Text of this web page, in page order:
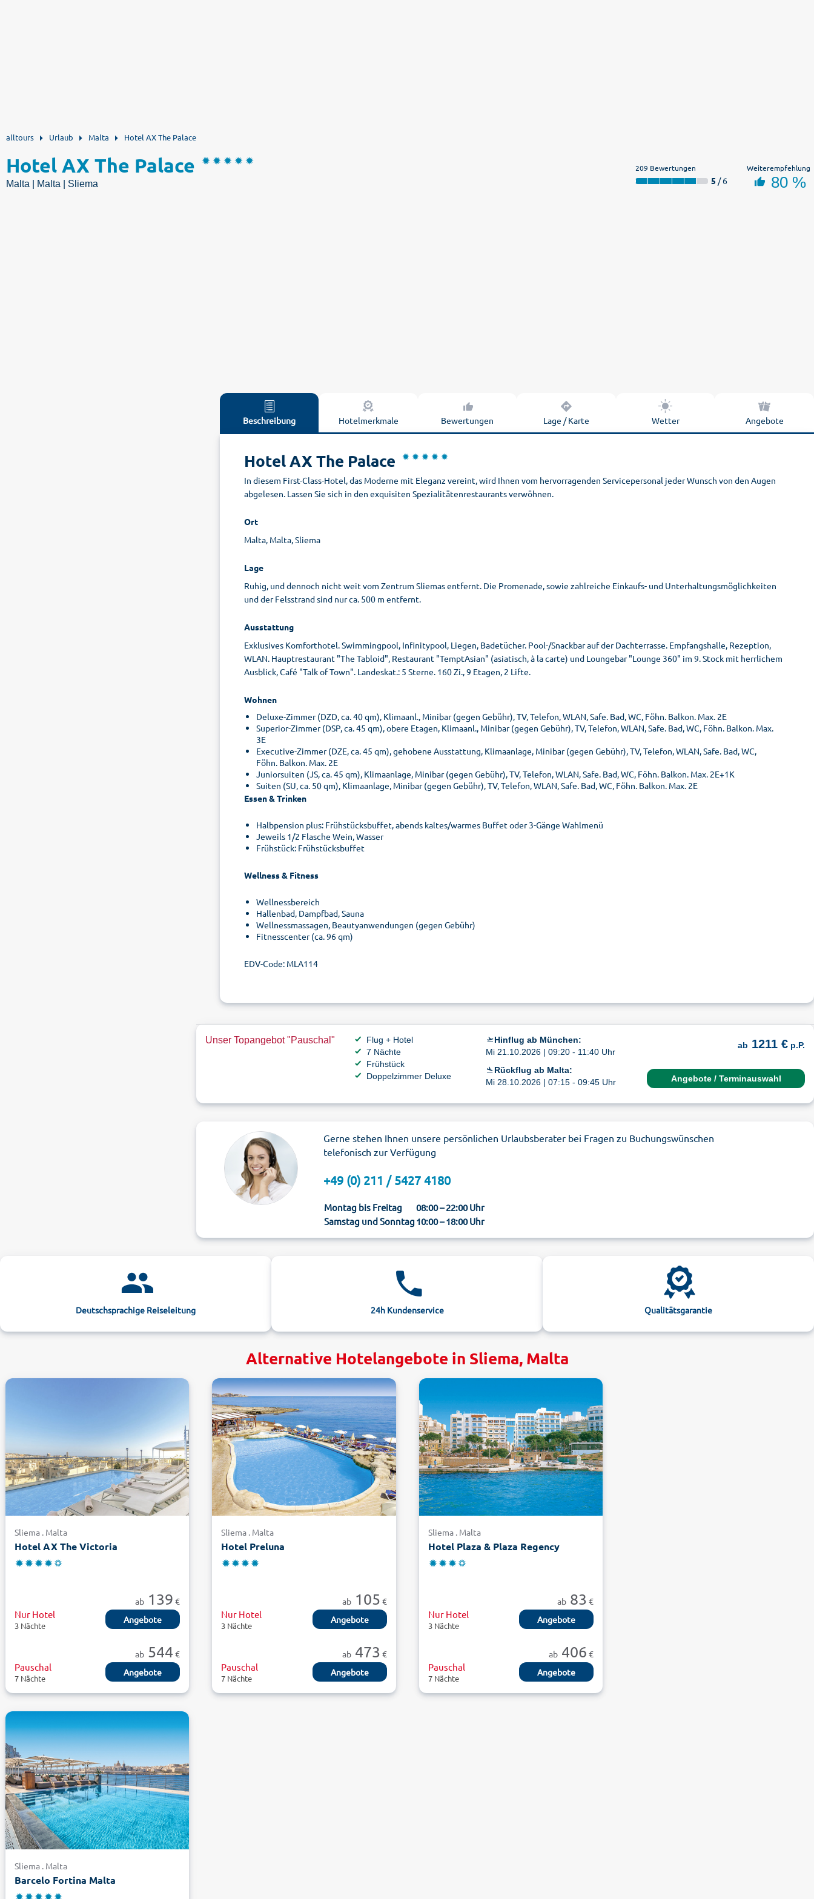
alltours Urlaub Malta Hotel AX The Palace
Hotel AX The Palace
Malta | Malta | Sliema
209 Bewertungen
5 / 6
Weiterempfehlung
80 %
Beschreibung Hotelmerkmale Bewertungen Lage / Karte Wetter Angebote
Hotel AX The Palace
In diesem First-Class-Hotel, das Moderne mit Eleganz vereint, wird Ihnen vom hervorragenden Servicepersonal jeder Wunsch von den Augen
abgelesen. Lassen Sie sich in den exquisiten Spezialitätenrestaurants verwöhnen.
Ort
Malta, Malta, Sliema
Lage
Ruhig, und dennoch nicht weit vom Zentrum Sliemas entfernt. Die Promenade, sowie zahlreiche Einkaufs- und Unterhaltungsmöglichkeiten
und der Felsstrand sind nur ca. 500 m entfernt.
Ausstattung
Exklusives Komforthotel. Swimmingpool, Infinitypool, Liegen, Badetücher. Pool-/Snackbar auf der Dachterrasse. Empfangshalle, Rezeption,
WLAN. Hauptrestaurant "The Tabloid", Restaurant "TemptAsian" (asiatisch, à la carte) und Loungebar "Lounge 360" im 9. Stock mit herrlichem
Ausblick, Café "Talk of Town". Landeskat.: 5 Sterne. 160 Zi., 9 Etagen, 2 Lifte.
Wohnen
Deluxe-Zimmer (DZD, ca. 40 qm), Klimaanl., Minibar (gegen Gebühr), TV, Telefon, WLAN, Safe. Bad, WC, Föhn. Balkon. Max. 2E
Superior-Zimmer (DSP, ca. 45 qm), obere Etagen, Klimaanl., Minibar (gegen Gebühr), TV, Telefon, WLAN, Safe. Bad, WC, Föhn. Balkon. Max.
3E
Executive-Zimmer (DZE, ca. 45 qm), gehobene Ausstattung, Klimaanlage, Minibar (gegen Gebühr), TV, Telefon, WLAN, Safe. Bad, WC,
Föhn. Balkon. Max. 2E
Juniorsuiten (JS, ca. 45 qm), Klimaanlage, Minibar (gegen Gebühr), TV, Telefon, WLAN, Safe. Bad, WC, Föhn. Balkon. Max. 2E+1K
Suiten (SU, ca. 50 qm), Klimaanlage, Minibar (gegen Gebühr), TV, Telefon, WLAN, Safe. Bad, WC, Föhn. Balkon. Max. 2E
Essen & Trinken
Halbpension plus: Frühstücksbuffet, abends kaltes/warmes Buffet oder 3-Gänge Wahlmenü
Jeweils 1/2 Flasche Wein, Wasser
Frühstück: Frühstücksbuffet
Wellness & Fitness
Wellnessbereich
Hallenbad, Dampfbad, Sauna
Wellnessmassagen, Beautyanwendungen (gegen Gebühr)
Fitnesscenter (ca. 96 qm)
EDV-Code: MLA114
Unser Topangebot "Pauschal"
Flug + Hotel
7 Nächte
Frühstück
Doppelzimmer Deluxe
Hinflug ab München:
Mi 21.10.2026 | 09:20 - 11:40 Uhr
Rückflug ab Malta:
Mi 28.10.2026 | 07:15 - 09:45 Uhr
ab 1211 € p.P.
Angebote / Terminauswahl
Gerne stehen Ihnen unsere persönlichen Urlaubsberater bei Fragen zu Buchungswünschen
telefonisch zur Verfügung
+49 (0) 211 / 5427 4180
Montag bis Freitag
08:00 – 22:00 Uhr
Samstag und Sonntag10:00 – 18:00 Uhr
Deutschsprachige Reiseleitung 24h Kundenservice Qualitätsgarantie
Alternative Hotelangebote in Sliema, Malta
Sliema . Malta
Hotel AX The Victoria
ab 139 €
Nur Hotel
3 Nächte
Angebote
ab 544 €
Pauschal
7 Nächte
Angebote
Sliema . Malta
Hotel Preluna
ab105 €
Nur Hotel
3 Nächte
Angebote
ab473 €
Pauschal
7 Nächte
Angebote
Sliema . Malta
Hotel Plaza & Plaza Regency
ab 83 €
Nur Hotel
3 Nächte
Angebote
ab 406 €
Pauschal
7 Nächte
Angebote
Sliema . Malta
Barcelo Fortina Malta